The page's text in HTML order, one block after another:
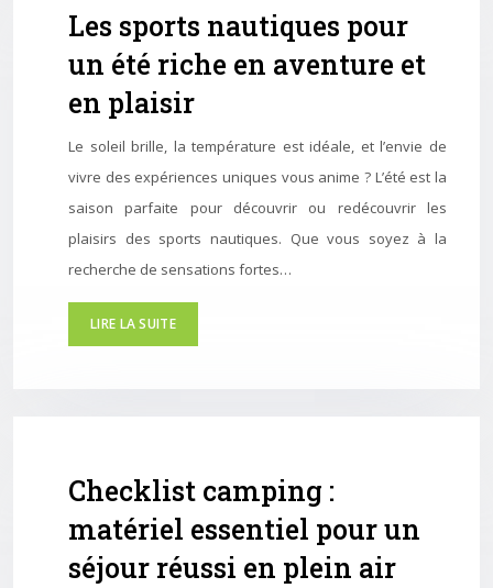
Les sports nautiques pour
un été riche en aventure et
en plaisir
Le soleil brille, la température est idéale, et l’envie de
vivre des expériences uniques vous anime ? L’été est la
saison parfaite pour découvrir ou redécouvrir les
plaisirs des sports nautiques. Que vous soyez à la
recherche de sensations fortes…
LIRE LA SUITE
Checklist camping :
matériel essentiel pour un
séjour réussi en plein air